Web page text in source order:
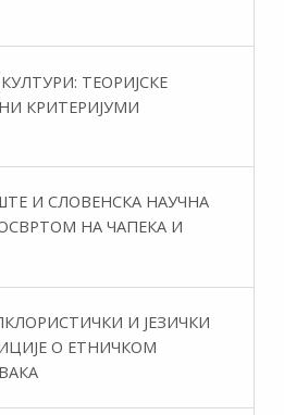
ТЕОРИЈСКЕ
КРИТЕРИЈУМИ
И СЛОВЕНСКА НАУЧНА
НА ЧАПЕКА И
И ЈЕЗИЧКИ
О ЕТНИЧКОМ